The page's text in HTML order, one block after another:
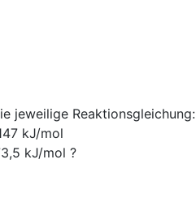
jeweilige Reaktionsgleichung:
kJ/mol
kJ/mol ?